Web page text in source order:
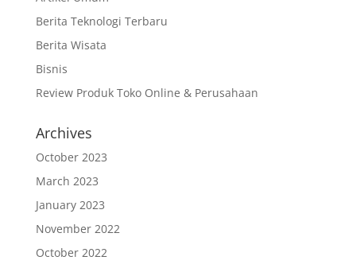
Berita Teknologi Terbaru
Berita Wisata
Bisnis
Review Produk Toko Online & Perusahaan
Archives
October 2023
March 2023
January 2023
November 2022
October 2022